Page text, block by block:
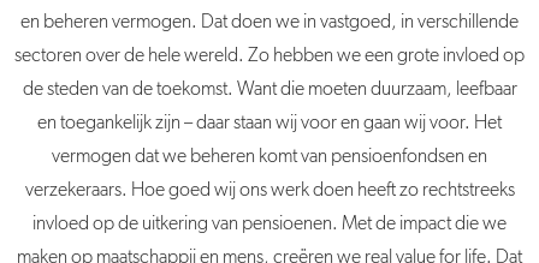
en beheren vermogen. Dat doen we in vastgoed, in verschillende
sectoren over de hele wereld. Zo hebben we een grote invloed op
de steden van de toekomst. Want die moeten duurzaam, leefbaar
en toegankelijk zijn – daar staan wij voor en gaan wij voor. Het
vermogen dat we beheren komt van pensioenfondsen en
verzekeraars. Hoe goed wij ons werk doen heeft zo rechtstreeks
invloed op de uitkering van pensioenen. Met de impact die we
maken op maatschappij en mens, creëren we real value for life. Dat